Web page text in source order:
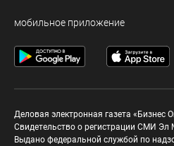
мобильное приложение
Деловая электронная газета «Бизнес
Свидетельство о регистрации СМИ
Выдано федеральной службой по